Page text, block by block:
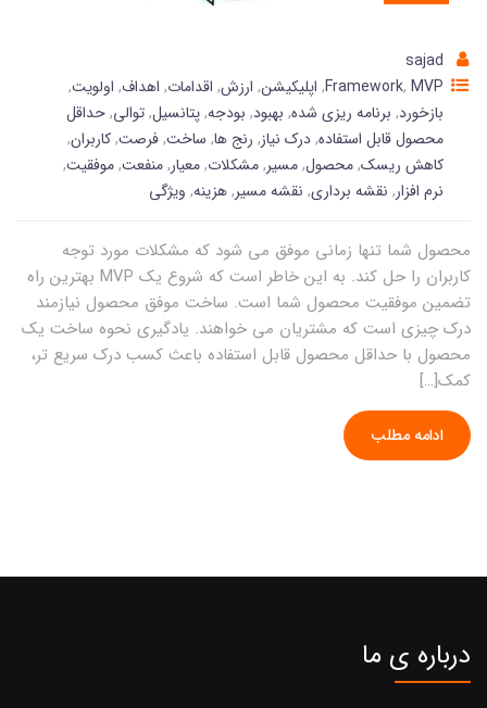
sajad
Framework, MVP
, اپلیکیشن, ارزش, اقدامات, اهداف, اولویت,
بازخورد, برنامه ریزی شده, بهبود, بودجه,پتانسیل,توالی,حداقل
محصول قابل استفاده,درک نیاز, رنج ها, ساخت,فرصت,کاربران,
کاهش ریسک,محصول,مسیر,مشکلات,معیار,منفعت,موفقیت,
نرم افزار, نقشه برداری, نقشه مسیر,هزینه, ویژگی
محصول شما تنها زمانی موفق می شود که مشکلات مورد توجه
کاربران را حل کند. به این خاطر است که شروع یک MVP بهترین راه
تضمین موفقیت محصول شما است. ساخت موفق محصول نیازمند
درک چیزی است که مشتریان می خواهند. یادگیری نحوه ساخت یک
محصول با حداقل محصول قابل استفاده باعث کسب درک سریع تر،
کمک[…]
ادامه مطلب
درباره ی ما